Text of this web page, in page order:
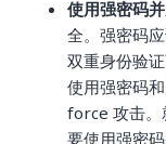
使用强密码
全。强密码
双重身份验
使用强密码
force 攻击。
要使用强密